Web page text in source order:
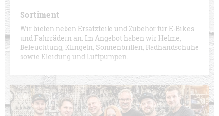
Sortiment
Wir bieten neben Ersatzteile und Zubehör für E-Bikes
und Fahrrädern an. Im Angebot haben wir Helme,
Beleuchtung, Klingeln, Sonnenbrillen, Radhandschuhe
sowie Kleidung und Luftpumpen.